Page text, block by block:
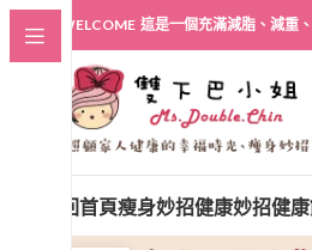
WELCOME 這是一個充滿減脂、減重
回首頁瘦身妙招健康妙招健